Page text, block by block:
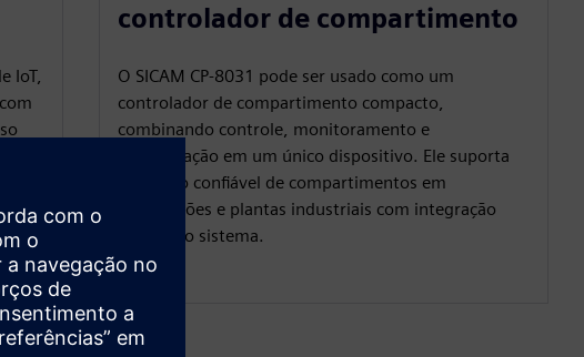
IoT,
controlador de compartimento
O SICAM CP‑8031 pode ser usado como um
controlador de compartimento compacto,
combinando controle, monitoramento e
comunicação em um único dispositivo. Ele suporta
operação confiável de compartimentos em
subestações e plantas industriais com integração
segura do sistema.